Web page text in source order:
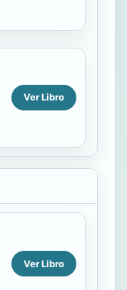
Ver Libro
Ver Libro